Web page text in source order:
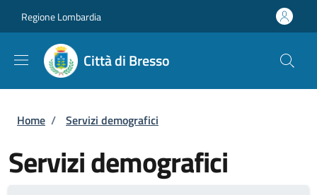
Regione Lombardia
Città di Bresso
Briciole di pane
Home / Servizi demografici
Servizi demografici